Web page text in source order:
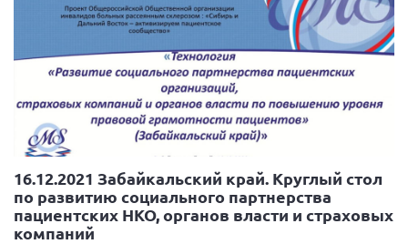
16.12.2021 Забайкальский край. Круглый стол
по развитию социального партнерства
пациентских НКО, органов власти и страховых
компаний